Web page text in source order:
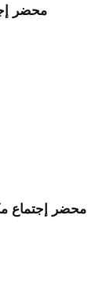
محضر
محضر إجتماع